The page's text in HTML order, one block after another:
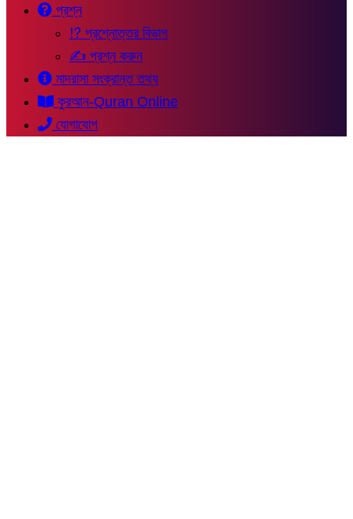
প্রশ্ন
⁉ প্রশ্নোত্তর বিভাগ
✍ প্রশ্ন করুন
মাদরাসা সংক্রান্ত তথ্য
কুরআন-Quran Online
যোগাযোগ